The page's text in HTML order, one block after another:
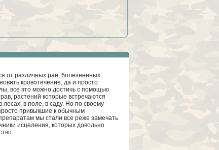
от различных ран, болезненных
кровотечение, да и просто
все это можно достичь с помощью
растений которые встречаются
лесах, в поле, в саду. Но по своему
привыкшие к обычным
мы стали все реже замечать
исцеления, которых довольно